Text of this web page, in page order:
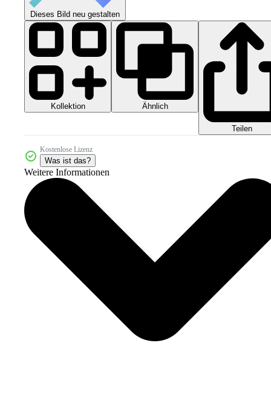
Dieses Bild neu gestalten
Kollektion Ähnlich
Teilen
Kostenlose Lizenz
Was ist das?
Weitere Informationen